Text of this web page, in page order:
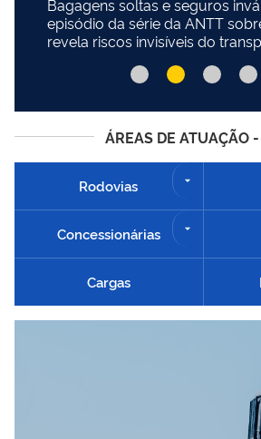
Bagagens soltas e seguros
episódio da série da ANTT
revela riscos invisíveis do
ÁREAS DE ATUAÇÃO
Rodovias
Concessionárias
Cargas